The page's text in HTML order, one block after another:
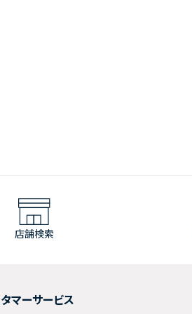
店舗検索
マーサービス